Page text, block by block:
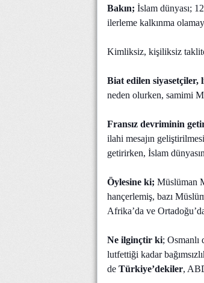
Bakın; İslam dünyası;
ilerleme kalkınma
Kimliksiz, kişiliksiz
Biat edilen
neden olurken, samimi
Fransız devriminin
ilahi mesajın
getirirken, İslam
Öylesine ki; Müslüman
hançerlemiş, bazı
Afrika’da ve
Ne ilginçtir ki; Osmanlı
lutfettiği kadar
de Türkiye’dekiler,